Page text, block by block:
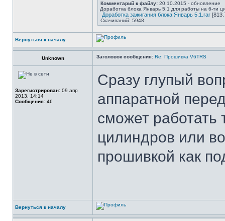
Комментарий к файлу: 20.10.2015 - обновление
Доработка блока Январь 5.1 для работы на 6-ти
Доработка зажигания блока Январь 5.1.rar
Скачиваний: 5948
Вернуться к началу
Unknown Заголовок сообщения: Re: Прошивка V6TRS
Зарегистрирован: 09 апр
2013, 14:14
Сообщения: 46
Сразу глупый
аппаратной
сможет работать
цилиндров или
прошивкой как
Вернуться к началу